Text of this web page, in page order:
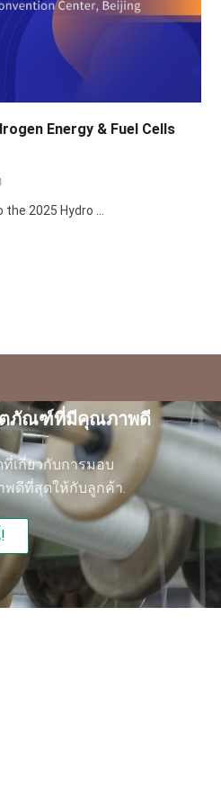
Energy & Fuel Cells
the 2025 Hydro ...
ตภัณฑ์ที่มีคุณภาพดี
เกี่ยวกับการมอบ
ดีที่สุดให้กับลูกค้า.